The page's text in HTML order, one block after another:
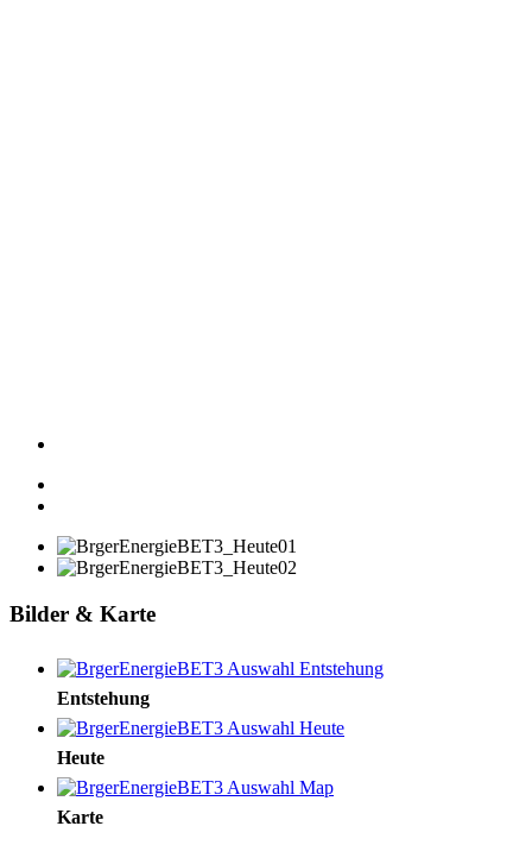
Bilder & Karte
Entstehung
Heute
Karte